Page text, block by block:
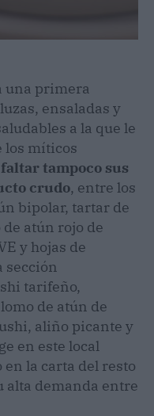
una primera
ensaladas y
a la que le
los míticos
tampoco sus
crudo, entre los
bipolar, tartar de
atún rojo de
y hojas de
sección
tarifeño,
de atún de
aliño picante y
en este local
la carta del resto
alta demanda entre